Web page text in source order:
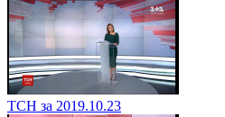
ТСН за 2019.10.23